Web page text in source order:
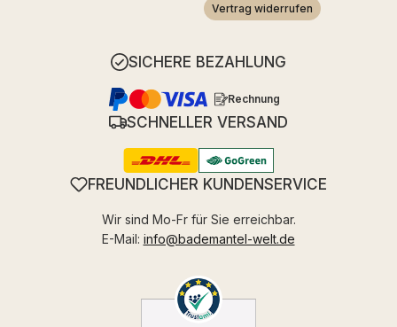
Vertrag widerrufen
SICHERE BEZAHLUNG
Rechnung
SCHNELLER VERSAND
FREUNDLICHER KUNDENSERVICE
Wir sind Mo-Fr für Sie erreichbar.
E-Mail: info@bademantel-welt.de